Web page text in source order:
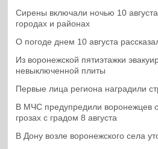
Сирены включали ночью 10
городах и районах
О погоде днем 10 августа
Из воронежской пятиэтажки
невыключенной плиты
Первые лица региона наградили
В МЧС предупредили воронежцев
грозах с градом 8 августа
В Дону возле воронежского села